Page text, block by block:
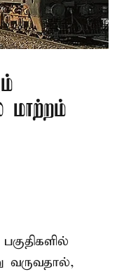
மாற்றம்
வருவதால்,